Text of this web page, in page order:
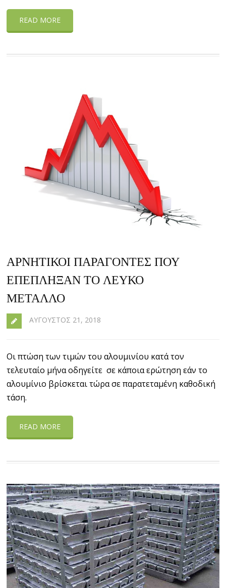
READ MORE
ΑΡΝΗΤΙΚΟΊ ΠΑΡΆΓΟΝΤΕΣ ΠΟΥ
ΕΠΈΠΛΗΞΑΝ ΤΟ ΛΕΥΚΌ
ΜΈΤΑΛΛΟ
ΑΎΓΟΥΣΤΟΣ 21, 2018
Οι πτώση των τιμών του αλουμινίου κατά τον
τελευταίο μήνα οδηγείτε σε κάποια ερώτηση εάν το
αλουμίνιο βρίσκεται τώρα σε παρατεταμένη καθοδική
τάση.
READ MORE